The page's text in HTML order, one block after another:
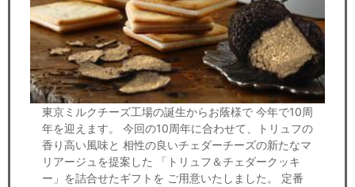
東京ミルクチーズ工場の誕生からお蔭様で 今年で10周
年を迎えます。 今回の10周年に合わせて、トリュフの
香り高い風味と 相性の良いチェダーチーズの新たなマ
リアージュを提案した 「トリュフ＆チェダークッキ
ー」を詰合せたギフトを ご用意いたしました。 定番